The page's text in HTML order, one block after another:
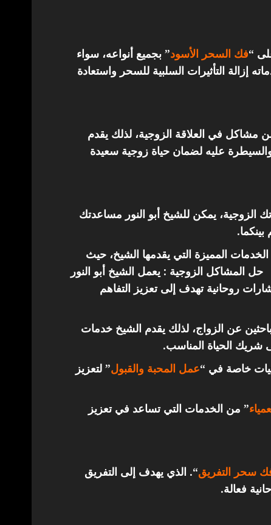
“فك السحر الأسود” بجميع أنواعه، سواء
إزالة التأثيرات السلبية للسحر واستعادة
مشاكل في العلاقة الزوجية، لذلك يقدم
عليه لضمان حياة زوجية سعيدة
الزوجية، يمكن للشيخ أبو النور مساعدتك
المميزة التي يقدمها الشيخ، حيث
حل المشاكل الزوجية : يعمل الشيخ أبو النور
روحانية تهدف إلى تعزيز التفاهم
عن الزواج، لذلك يقدم الشيخ خدمات
شريك الحياة المناسب.
خاصة في “عمل المحبة والقبول” لتعزيز
” من الخدمات التي تساعد في تعزيز
سحر التفريق“. الذي يهدف إلى التفريق
فعالة.